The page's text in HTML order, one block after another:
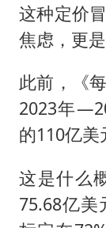
这种定价
焦虑，更
此前，《
2023年
的110亿美
这是什么
75.68亿美